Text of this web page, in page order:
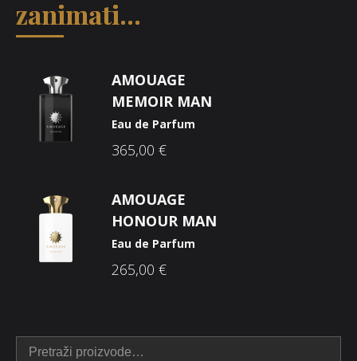
zanimati...
AMOUAGE
MEMOIR MAN
Eau de Parfum
365,00 €
AMOUAGE
HONOUR MAN
Eau de Parfum
265,00 €